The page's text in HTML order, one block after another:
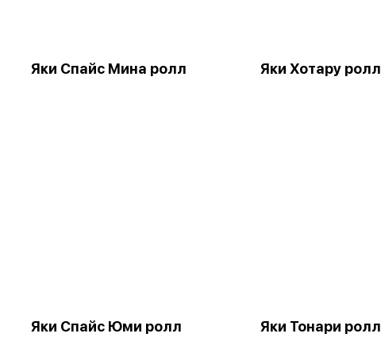
Яки Спайс Мина ролл Яки Хотару ролл
Яки Спайс Юми ролл Яки Тонари ролл